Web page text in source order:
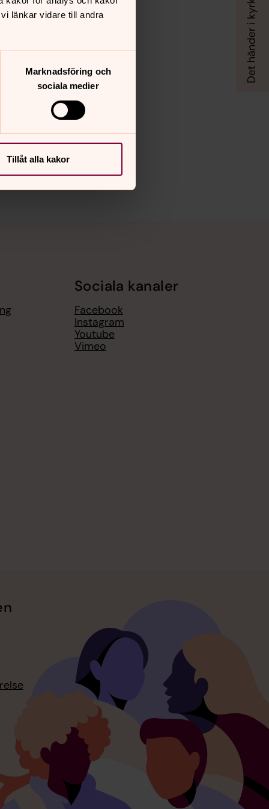
länkar vidare till andra
Marknadsföring och
sociala medier
Tillåt alla kakor
Sociala kanaler
Facebook
Instagram
Youtube
Vimeo